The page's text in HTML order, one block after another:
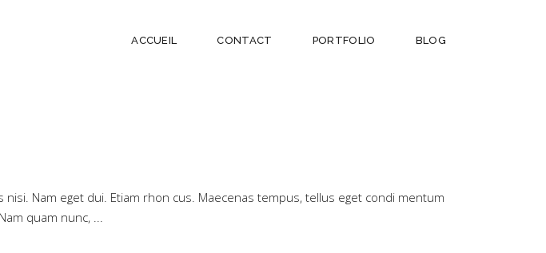
ACCUEIL CONTACT PORTFOLIO BLOG
Nam eget dui. Etiam rhon cus. Maecenas tempus, tellus eget condi mentum
quam nunc,